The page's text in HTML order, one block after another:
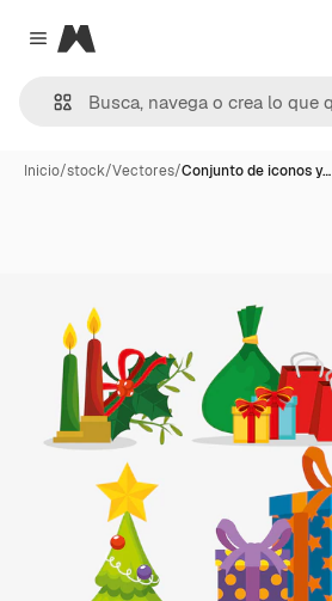
Close menu
Magnific
Inicio/stock/Vectores/Conjunto de iconos y…